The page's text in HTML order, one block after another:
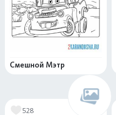
Смешной Мэтр
528